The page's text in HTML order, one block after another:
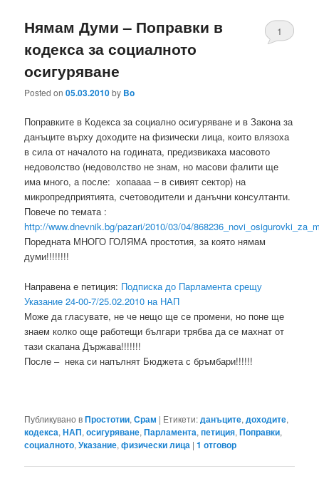
Нямам Думи – Поправки в
кодекса за социалното
осигуряване
Posted on05.03.2010by Bo
1
Поправките в Кодекса за социално осигуряване и в Закона за
данъците върху доходите на физически лица, които влязоха
в сила от началото на годината, предизвикаха масовото
недоволство (недоволство не знам, но масови фалити ще
има много, а после: хопаааа – в сивият сектор) на
микропредприяти​ята, счетоводители и данъчни консултанти.
Повече по темата :
http://www.dnevnik.bg/pazari/2010/03/04/
Поредната МНОГО ГОЛЯМА простотия, за която нямам
думи!!!!!!!!
Направена е петиция: Подписка до Парламента срещу
Указание 24-00-7/25.02.2010 на НАП
Може да гласувате, не че нещо ще се промени, но поне ще
знаем колко още работещи българи трябва да се махнат от
тази скапана Държава!!!!!!!
После – нека си напълнят Бюджета с бръмбари!!!!!!
Публикувано вПростотии,Срам | Етикети:данъците,доходите,
кодекса,НАП,осигуряване,Парламента,петиция,Поправки,
социалното,Указание,физически лица |1 отговор